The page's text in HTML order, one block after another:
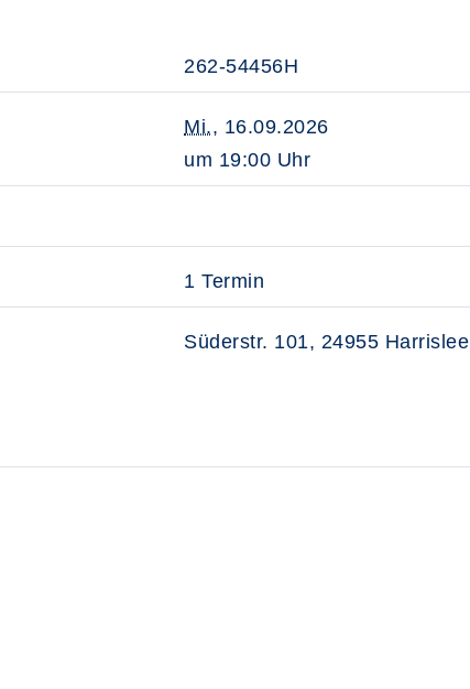
262-54456H
Mi., 16.09.2026
um 19:00 Uhr
1 Termin
Süderstr. 101, 24955 Harrislee